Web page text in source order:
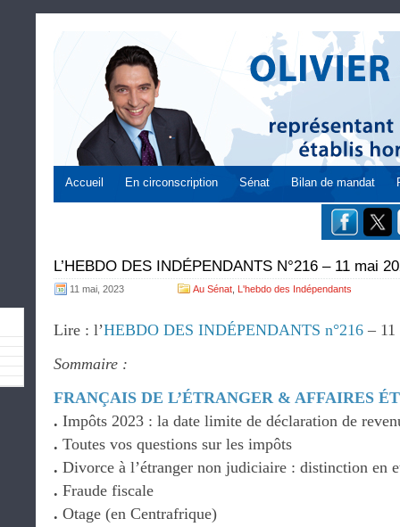
Accueil En circonscription Sénat Bilan de mandat
L’HEBDO DES INDÉPENDANTS N°216 – 11 mai
11 mai, 2023 Au Sénat L'hebdo des Indépendants
Lire : l’HEBDO DES INDÉPENDANTS n°216 – 11
Sommaire :
FRANÇAIS DE L’ÉTRANGER & AFFAIRES
. Impôts 2023 : la date limite de déclaration de
. Toutes vos questions sur les impôts
. Divorce à l’étranger non judiciaire : distinction en
. Fraude fiscale
. Otage (en Centrafrique)